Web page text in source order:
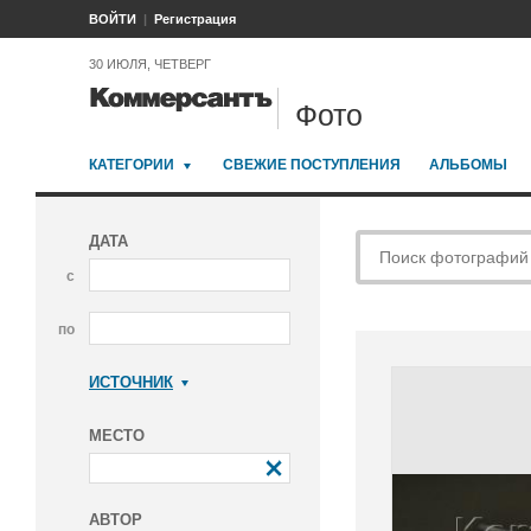
ВОЙТИ Регистрация
30 ИЮЛЯ, ЧЕТВЕРГ
Фото
КАТЕГОРИИ СВЕЖИЕ ПОСТУПЛЕНИЯ АЛЬБОМЫ
ДАТА
с
по
ИСТОЧНИК
МЕСТО
АВТОР